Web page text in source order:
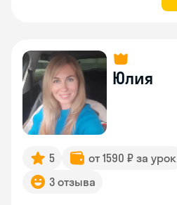
Юлия
5 от 1590 ₽ за урок
3 отзыва